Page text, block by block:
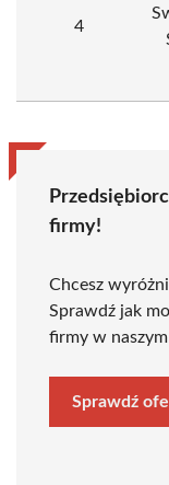
4
firmy!
Chcesz
Sprawdź jak
firmy w
Sprawdź